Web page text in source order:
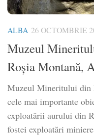
ALBA 26 OCTOMBRIE
Muzeul
Roșia Montană,
Muzeul Mineritului din
cele mai importante
exploatării aurului din
fostei exploatări